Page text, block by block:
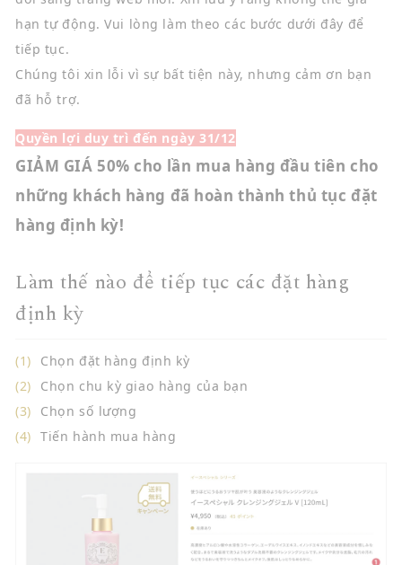
hạn tự động. Vui lòng làm theo các bước dưới đây để
tiếp tục.
Chúng tôi xin lỗi vì sự bất tiện này, nhưng cảm ơn bạn
đã hỗ trợ.
Quyền lợi duy trì đến ngày 31/12
GIẢM GIÁ 50% cho lần mua hàng đầu tiên cho
những khách hàng đã hoàn thành thủ tục đặt
hàng định kỳ!
Làm thế nào để tiếp tục các đặt hàng
định kỳ
Chọn đặt hàng định kỳ
Chọn chu kỳ giao hàng của bạn
Chọn số lượng
Tiến hành mua hàng